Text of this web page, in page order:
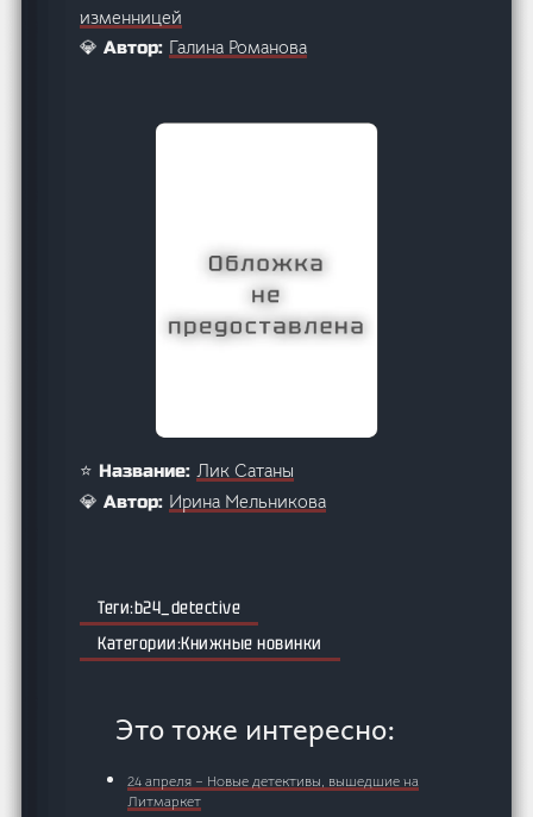
изменницей
💎 Автор: Галина Романова
⭐ Название:Лик Сатаны
💎 Автор: Ирина Мельникова
b24_detective
Книжные новинки
Это тоже интересно:
24 апреля – Новые детективы, вышедшие на
Литмаркет